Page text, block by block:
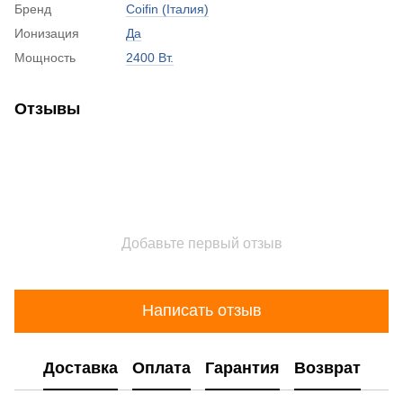
Бренд
Coifin (Італия)
Ионизация
Да
Мощность
2400 Вт.
Отзывы
Добавьте первый отзыв
Написать отзыв
Доставка Оплата Гарантия Возврат